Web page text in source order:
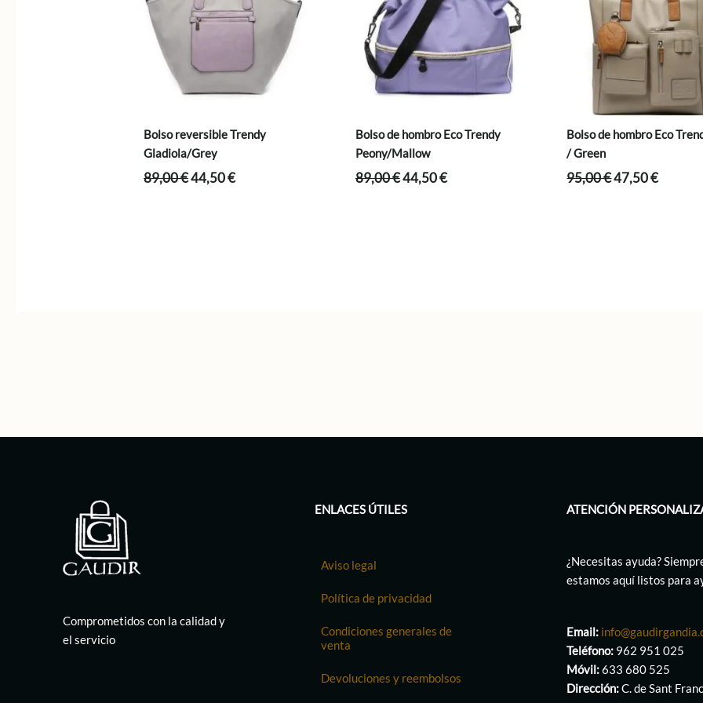
Bolso reversible Trendy
Gladiola/Grey
89,00€El
44,50€El
Bolso de hombro Eco Trendy
Peony/Mallow
89,00€El
44,50€El
Bolso de hombro Eco
/ Green
95,00€El
47,50€El
Comprometidos con la calidad y
el servicio
ENLACES ÚTILES
Aviso legal
Política de privacidad
Condiciones generales de
venta
Devoluciones y reembolsos
ATENCIÓN
¿Necesitas ayuda?
estamos aquí listos para
Email:
Teléfono: 962 951 025
Móvil:633 680 525
Dirección:C. de Sant